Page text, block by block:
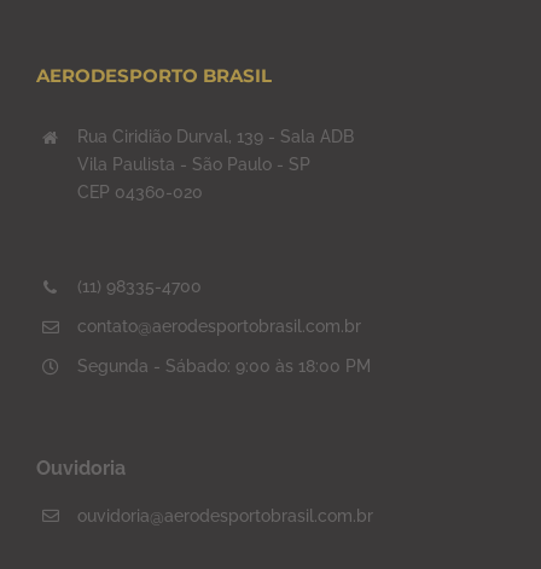
AERODESPORTO BRASIL
Rua Ciridião Durval, 139 - Sala ADB
Vila Paulista - São Paulo - SP
CEP 04360-020
(11) 98335-4700
contato@aerodesportobrasil.com.br
Segunda - Sábado: 9:00 às 18:00 PM
Ouvidoria
ouvidoria@aerodesportobrasil.com.br